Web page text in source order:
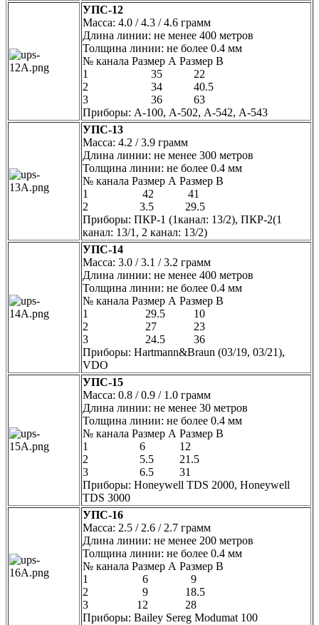
УПС-12
Масса: 4.0 / 4.3 / 4.6 грамм
Длина линии: не менее 400 метров
Толщина линии: не более 0.4 мм
№ канала Размер А Размер В
1 35 22
2 34 40.5
3 36 63
Приборы: А-100, А-502, А-542, А-543
УПС-13
Масса: 4.2 / 3.9 грамм
Длина линии: не менее 300 метров
Толщина линии: не более 0.4 мм
№ канала Размер А Размер В
1 42 41
2 3.5 29.5
Приборы: ПКР-1 (1канал: 13/2), ПКР-2(1
канал: 13/1, 2 канал: 13/2)
УПС-14
Масса: 3.0 / 3.1 / 3.2 грамм
Длина линии: не менее 400 метров
Толщина линии: не более 0.4 мм
№ канала Размер А Размер В
1 29.5 10
2 27 23
3 24.5 36
Приборы: Hartmann&Braun (03/19, 03/21),
VDO
УПС-15
Масса: 0.8 / 0.9 / 1.0 грамм
Длина линии: не менее 30 метров
Толщина линии: не более 0.4 мм
№ канала Размер А Размер В
1 6 12
2 5.5 21.5
3 6.5 31
Приборы: Honeywell TDS 2000, Honeywell
TDS 3000
УПС-16
Масса: 2.5 / 2.6 / 2.7 грамм
Длина линии: не менее 200 метров
Толщина линии: не более 0.4 мм
№ канала Размер А Размер В
1 6 9
2 9 18.5
3 12 28
Приборы: Bailey Sereg Modumat 100